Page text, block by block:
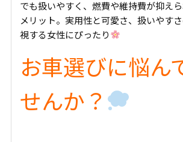
でも扱いやすく、燃費や維持費が抑え
メリット。実用性と可愛さ、扱いやす
視する女性にぴったり
お車選びに悩ん
せんか？